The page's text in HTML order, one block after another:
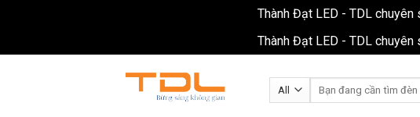
Thành Đạt LED - TDL
Thành Đạt LED - TDL
kiếm: